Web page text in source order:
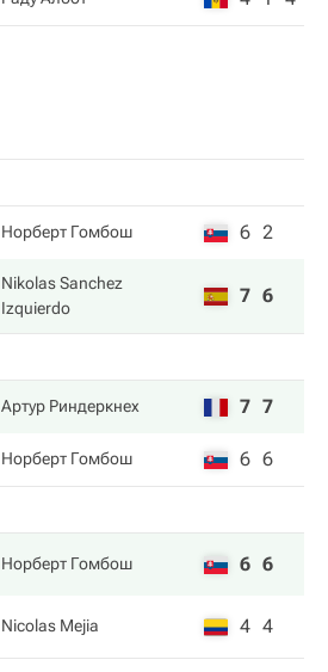
Норберт Гомбош 6 2
Nikolas Sanchez
Izquierdo
7 6
Артур Риндеркнех 7 7
Норберт Гомбош 6 6
Норберт Гомбош 6 6
Nicolas Mejia 4 4